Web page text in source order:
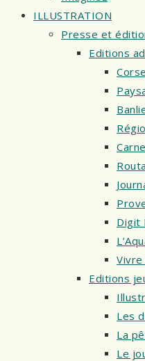
ILLUSTRATION
Presse et
Editions
Corse
Digit
Editions
Les
La
Le